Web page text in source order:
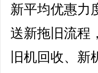
新平均优惠力
送新拖旧流程
旧机回收、